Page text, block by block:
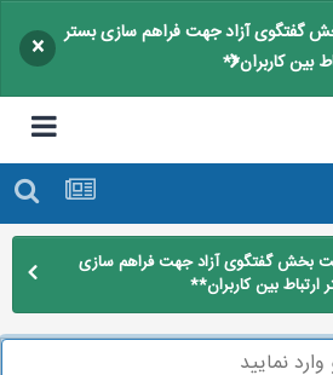
آزاد جهت فراهم سازی بستر
بین کاربران**
×
بخش گفتگوی آزاد جهت فراهم سازی
بین کاربران**